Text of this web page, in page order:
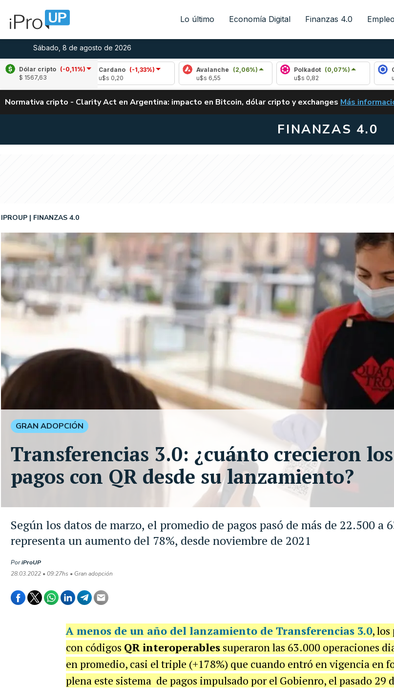
Lo último Economía Digital Finanzas 4.0
Sábado, 8 de agosto de 2026
Dólar cripto (-0,11%)
$ 1567,63
Cardano
(-1,33%)
Avalanche (2,06%)
Polkadot (0,07%)
Chainlink
Normativa cripto - Clarity Act en Argentina: impacto en Bitcoin, dólar cripto y exchanges CLARITY ACT
Más
FINANZAS 4.0
Según los datos de marzo, el promedio de pagos pasó de más de 22.500 a
representa un aumento del 78%, desde noviembre de 2021
IPROUP FINANZAS 4.0
PoriProUP
28.03.2022 • 09:27hs • Gran adopción
GRAN ADOPCIÓN
Transferencias 3.0: ¿cuánto crecieron los
pagos con QR desde su lanzamiento?
A menos de un año del lanzamiento de Transferencias 3.0, los
con códigos QR interoperablessuperaron las 63.000 operaciones
en promedio, casi el triple (+178%) que cuando entró en vigencia en
plena este sistema de pagos impulsado por el Gobienro, el pasado 29